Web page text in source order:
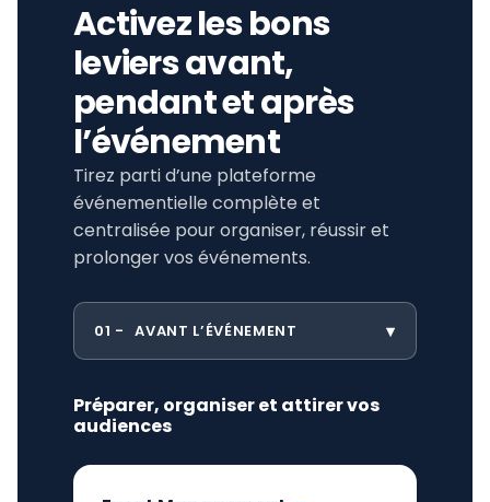
Activez les bons
leviers avant,
pendant et après
l’événement
Tirez parti d’une plateforme
événementielle complète et
centralisée pour organiser, réussir et
prolonger vos événements.
01 AVANT L’ÉVÉNEMENT
Préparer, organiser et attirer vos
audiences